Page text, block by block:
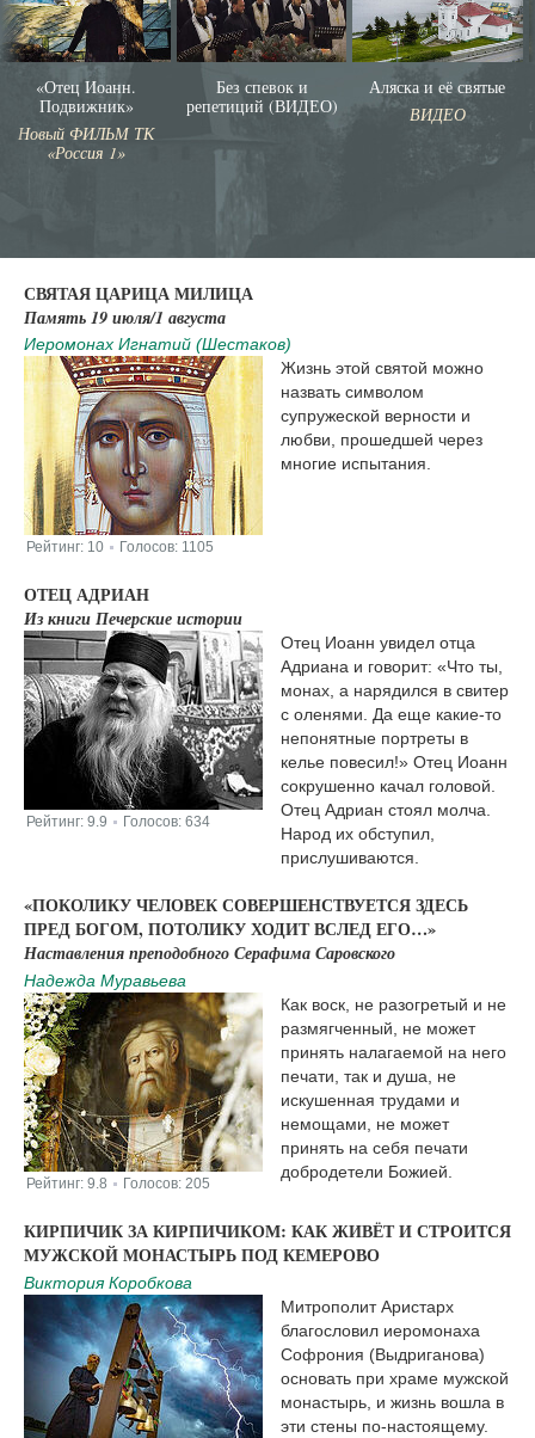
«Отец Иоанн.
Подвижник»
Новый ФИЛЬМ ТК
«Россия 1»
Без спевок и
репетиций (ВИДЕО)
Аляска и её святые
ВИДЕО
СВЯТАЯ ЦАРИЦА МИЛИЦА
Память 19 июля/1 августа
Иеромонах Игнатий (Шестаков)
Рейтинг: 10 Голосов: 1105
Жизнь этой святой можно
назвать символом
супружеской верности и
любви, прошедшей через
многие испытания.
ОТЕЦ АДРИАН
Из книги Печерские истории
Рейтинг: 9.9 Голосов: 634
Отец Иоанн увидел отца
Адриана и говорит: «Что ты,
монах, а нарядился в свитер
с оленями. Да еще какие-то
непонятные портреты в
келье повесил!» Отец Иоанн
сокрушенно качал головой.
Отец Адриан стоял молча.
Народ их обступил,
прислушиваются.
«ПОКОЛИКУ ЧЕЛОВЕК СОВЕРШЕНСТВУЕТСЯ ЗДЕСЬ
ПРЕД БОГОМ, ПОТОЛИКУ ХОДИТ ВСЛЕД ЕГО…»
Наставления преподобного Серафима Саровского
Надежда Муравьева
Рейтинг: 9.8 Голосов: 205
Как воск, не разогретый и не
размягченный, не может
принять налагаемой на него
печати, так и душа, не
искушенная трудами и
немощами, не может
принять на себя печати
добродетели Божией.
КИРПИЧИК ЗА КИРПИЧИКОМ: КАК ЖИВЁТ И СТРОИТСЯ
МУЖСКОЙ МОНАСТЫРЬ ПОД КЕМЕРОВО
Виктория Коробкова
Митрополит Аристарх
благословил иеромонаха
Софрония (Выдриганова)
основать при храме мужской
монастырь, и жизнь вошла в
эти стены по-настоящему.